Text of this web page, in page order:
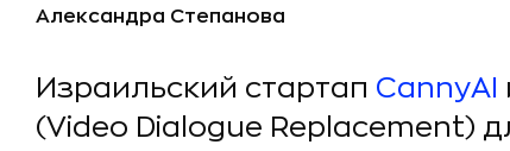
Александра Степанова
Израильский стартап CannyAI
(Video Dialogue Replacement)